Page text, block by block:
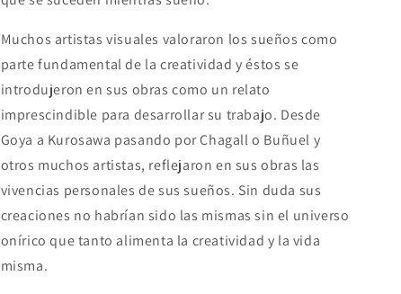
Muchos artistas visuales valoraron los sueños como
parte fundamental de la creatividad y éstos se
introdujeron en sus obras como un relato
imprescindible para desarrollar su trabajo. Desde
Goya a Kurosawa pasando por Chagall o Buñuel y
otros muchos artistas, reflejaron en sus obras las
vivencias personales de sus sueños. Sin duda sus
creaciones no habrían sido las mismas sin el universo
onírico que tanto alimenta la creatividad y la vida
misma.